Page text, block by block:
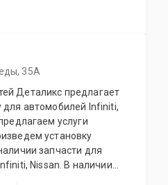
35А
Деталикс предлагает
услуги
установку
запчасти для
Nissan. В наличии